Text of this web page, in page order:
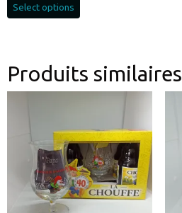
Select options
Produits similaires